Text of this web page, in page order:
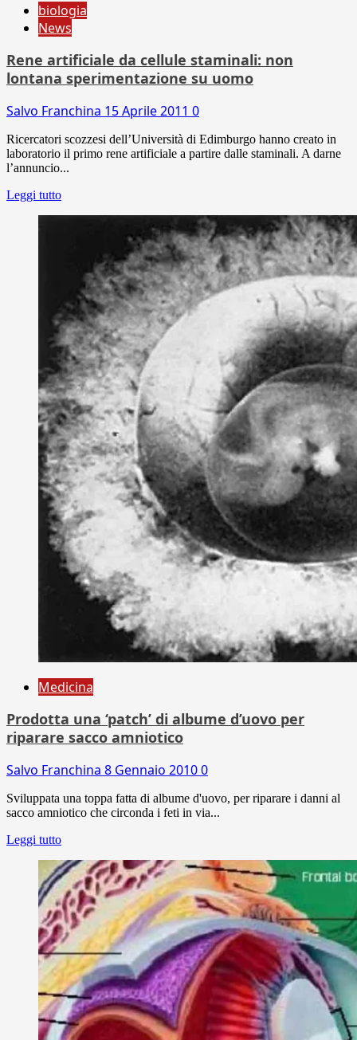
biologia
News
Rene artificiale da cellule staminali: non
lontana sperimentazione su uomo
Salvo Franchina 15 Aprile 2011 0
Ricercatori scozzesi dell’Università di Edimburgo hanno creato in
laboratorio il primo rene artificiale a partire dalle staminali. A darne
l’annuncio...
Leggi tutto
Medicina
Prodotta una ‘patch’ di albume d’uovo per
riparare sacco amniotico
Salvo Franchina 8 Gennaio 20100
Sviluppata una toppa fatta di albume d'uovo, per riparare i danni al
sacco amniotico che circonda i feti in via...
Leggi tutto